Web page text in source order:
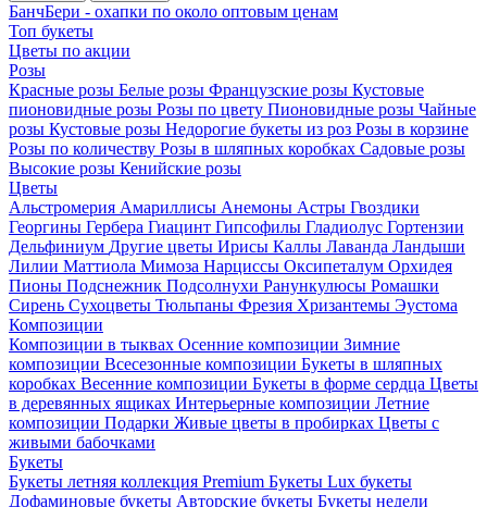
БанчБери - охапки по около оптовым ценам
Топ букеты
Цветы по акции
Розы
Красные розы Белые розы Французские розы Кустовые
пионовидные розы Розы по цвету Пионовидные розы Чайные
розы Кустовые розы Недорогие букеты из роз Розы в корзине
Розы по количеству Розы в шляпных коробках Садовые розы
Высокие розы Кенийские розы
Цветы
Альстромерия Амариллисы Анемоны Астры Гвоздики
Георгины Гербера Гиацинт Гипсофилы Гладиолус Гортензии
Дельфиниум Другие цветы Ирисы Каллы Лаванда Ландыши
Лилии Маттиола Мимоза Нарциссы Оксипеталум Орхидея
Пионы Подснежник Подсолнухи Ранункулюсы Ромашки
Сирень Сухоцветы Тюльпаны Фрезия Хризантемы Эустома
Композиции
Композиции в тыквах Осенние композиции Зимние
композиции Всесезонные композиции Букеты в шляпных
коробках Весенние композиции Букеты в форме сердца Цветы
в деревянных ящиках Интерьерные композиции Летние
композиции Подарки Живые цветы в пробирках Цветы с
живыми бабочками
Букеты
Букеты летняя коллекция Premium Букеты Lux букеты
Дофаминовые букеты Авторские букеты Букеты недели